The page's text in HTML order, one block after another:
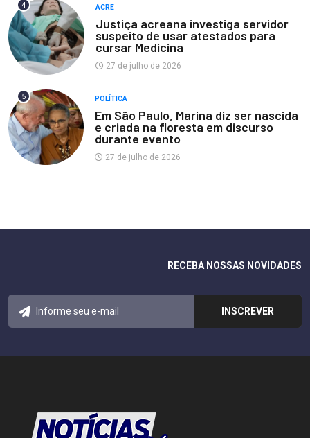
4 ACRE
Justiça acreana investiga servidor
suspeito de usar atestados para
cursar Medicina
27 de julho de 2026
5 POLÍTICA
Em São Paulo, Marina diz ser nascida
e criada na floresta em discurso
durante evento
27 de julho de 2026
RECEBA NOSSAS NOVIDADES